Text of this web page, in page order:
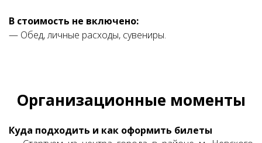
В стоимость не включено:
— Обед, личные расходы, сувениры.
Организационные моменты
Куда подходить и как оформить билеты